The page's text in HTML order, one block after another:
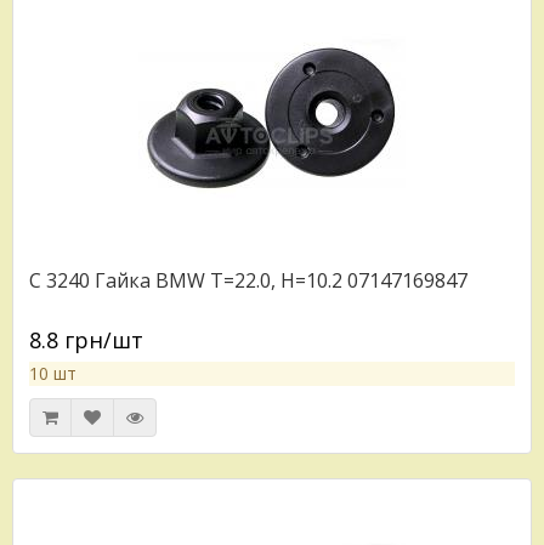
C 3240 Гайка BMW T=22.0, H=10.2 07147169847
8.8 грн/шт
10 шт